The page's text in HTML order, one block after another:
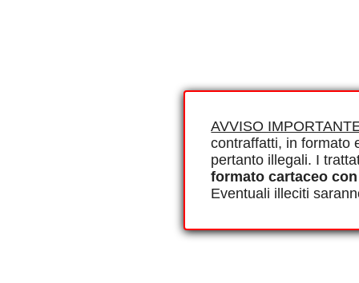
AVVISO
contraffatti, in formato
pertanto illegali. I
formato cartaceo
Eventuali illeciti